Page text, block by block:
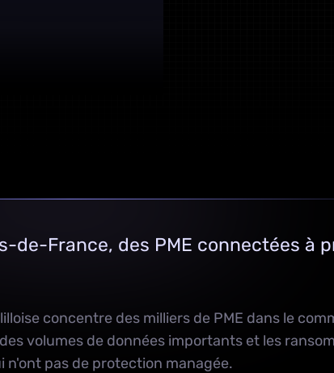
de-France, des PME connectées à
concentre des milliers de PME dans le
volumes de données importants et les
n'ont pas de protection managée.